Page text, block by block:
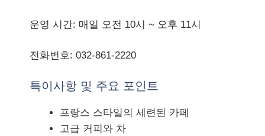
운영 시간: 매일 오전 10시 ~ 오후 11시
전화번호: 032-861-2220
특이사항 및 주요 포인트
프랑스 스타일의 세련된 카페
고급 커피와 차